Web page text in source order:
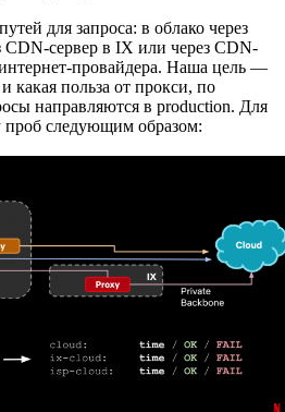
для запроса: в облако через
CDN-сервер в IX или через CDN-
провайдера. Наша цель —
какая польза от прокси, по
направляются в production. Для
проб следующим образом: